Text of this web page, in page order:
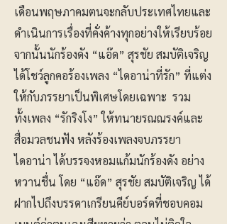
เดือนพฤษภาคมตนจะกลับประเทศไทยและ
ดำเนินการเรื่องที่คั่งค้างทุกอย่างให้เรียบร้อย
จากนั้นนักร้องดัง “แอ๊ด” สุรชัย สมบัติเจริญ
ได้โชว์ลูกคอร้องเพลง “ไดอาน่าที่รัก” ที่แต่ง
ให้กับภรรยาเป็นพิเศษโดยเฉพาะ รวม
ทั้งเพลง “รักริงโง” ให้ทนายรณณรงค์และ
สื่อมวลชนฟัง หลังร้องเพลงจบภรรยา
ไดอาน่า ได้บรรจงหอมแก้มนักร้องดัง อย่าง
หวานชื่น โดย “แอ๊ด” สุรชัย สมบัติเจริญ ได้
ฝากไปถึงบรรดาเกรียนคีย์บอร์ดที่ชอบคอม